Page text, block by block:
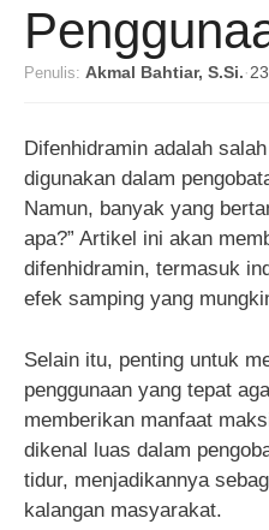
Penulis: Akmal Bahtiar, S.Si. ·
Difenhidramin adalah
digunakan dalam
Namun, banyak yang
apa?” Artikel ini akan
difenhidramin, termasuk
efek samping yang
Selain itu, penting untuk
penggunaan yang tepat
memberikan manfaat
dikenal luas dalam
tidur, menjadikannya
kalangan masyarakat.